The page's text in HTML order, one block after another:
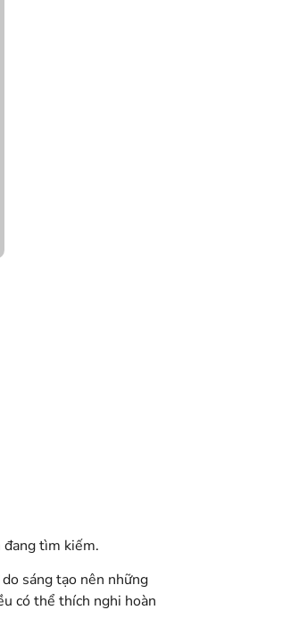
đang tìm kiếm.
sáng tạo nên những
có thể thích nghi hoàn